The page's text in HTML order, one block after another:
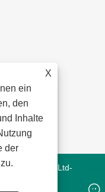
X
ein
den
Inhalte
der
Co., Ltd-
Lan